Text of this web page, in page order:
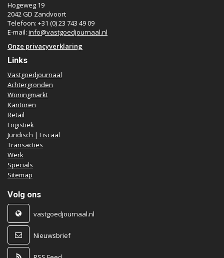
Hogeweg 19
2042 GD Zandvoort
Telefoon: +31 (0) 23 743 49 09
E-mail: info@vastgoedjournaal.nl
Onze privacyverklaring
Links
Vastgoedjournaal
Achtergronden
Woningmarkt
Kantoren
Retail
Logistiek
Juridisch | Fiscaal
Transacties
Werk
Specials
Sitemap
Volg ons
vastgoedjournaal.nl
Nieuwsbrief